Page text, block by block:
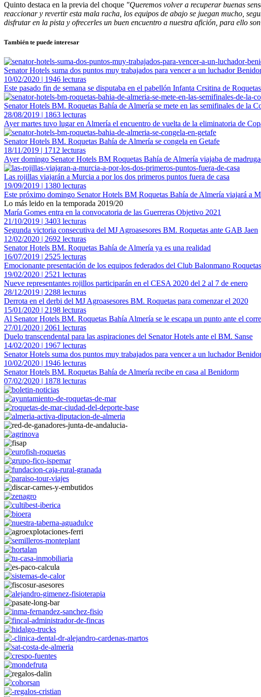
Quinto destaca en la previa del choque "Queremos volver a recuperar buenas
reaccionar y revertir esta mala racha, los equipos de abajo se juegan mucho,
disfrutar en la pista y ofrecerles un buen encuentro a nuestra afición, para ello
También te puede interesar
Senator Hotels suma dos puntos muy trabajados para vencer a un luchador
10/02/2020 | 1946 lecturas
Este pasado fin de semana se disputaba en el pabellón Infanta Crsitina de
Senator Hotels BM. Roquetas Bahía de Almería se mete en las semifinales de la
28/08/2019 | 1863 lecturas
Ayer martes tuvo lugar en Almería el encuentro de vuelta de la eliminatoria de
Senator Hotels BM. Roquetas Bahía de Almería se congela en Getafe
18/11/2019 | 1712 lecturas
Ayer domingo Senator Hotels BM Roquetas Bahía de Almería viajaba de
Las rojillas viajarán a Murcia a por los dos primeros puntos fuera de casa
19/09/2019 | 1380 lecturas
Este próximo domingo Senator Hotels BM Roquetas Bahía de Almería viajará a
Lo más leido en la temporada 2019/20
María Gomes entra en la convocatoria de las Guerreras Objetivo 2021
21/10/2019 | 3403 lecturas
Segunda victoria consecutiva del MJ Agroasesores BM. Roquetas ante GAB Jaen
12/02/2020 | 2692 lecturas
Senator Hotels BM. Roquetas Bahía de Almería ya es una realidad
16/07/2019 | 2525 lecturas
Emocionante presentación de los equipos federados del Club Balonmano
19/02/2020 | 2521 lecturas
Nueve representantes rojillos participarán en el CESA 2020 del 2 al 7 de enero
28/12/2019 | 2288 lecturas
Derrota en el derbi del MJ Agroasesores BM. Roquetas para comenzar el 2020
15/01/2020 | 2198 lecturas
Al Senator Hotels BM. Roquetas Bahía Almería se le escapa un punto ante el
27/01/2020 | 2061 lecturas
Duelo transcendental para las aspiraciones del Senator Hotels ante el BM. Sanse
14/02/2020 | 1967 lecturas
Senator Hotels suma dos puntos muy trabajados para vencer a un luchador
10/02/2020 | 1946 lecturas
Senator Hotels BM. Roquetas Bahía de Almería recibe en casa al Benidorm
07/02/2020 | 1878 lecturas